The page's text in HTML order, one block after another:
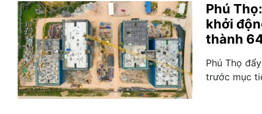
Phú
khởi
thành
Phú Thọ
trước mục